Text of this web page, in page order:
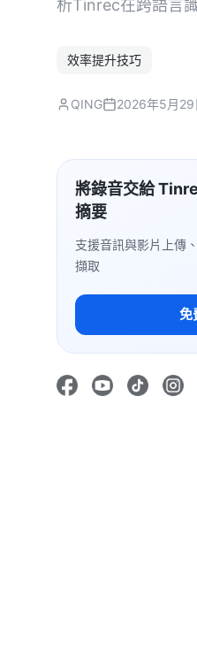
析Tinrec在跨語言
效率提升技巧
QING 2026年5月29
將錄音交給
摘要
支援音訊與影片上傳
擷取
免